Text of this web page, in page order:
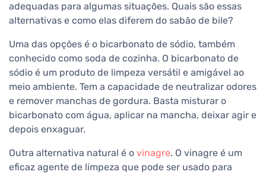
adequadas para algumas situações. Quais são essas
alternativas e como elas diferem do sabão de bile?
Uma das opções é o bicarbonato de sódio, também
conhecido como soda de cozinha. O bicarbonato de
sódio é um produto de limpeza versátil e amigável ao
meio ambiente. Tem a capacidade de neutralizar odores
e remover manchas de gordura. Basta misturar o
bicarbonato com água, aplicar na mancha, deixar agir e
depois enxaguar.
Outra alternativa natural é o vinagre. O vinagre é um
eficaz agente de limpeza que pode ser usado para